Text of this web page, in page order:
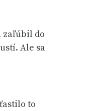
zaľúbil do
Ale sa
to